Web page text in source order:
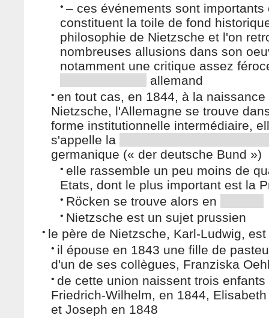
• – ces événements sont importants
constituent la toile de fond
philosophie de Nietzsche et l'on
nombreuses allusions dans son
notamment une critique assez
allemand
• en tout cas, en 1844, à la naissance
Nietzsche, l'Allemagne se trouve
forme institutionnelle intermédiaire,
s'appelle la
germanique (« der deutsche Bund »)
• elle rassemble un peu moins de
Etats, dont le plus important est la
• Röcken se trouve alors en
• Nietzsche est un sujet prussien
• le père de Nietzsche, Karl-Ludwig, est
• il épouse en 1843 une fille de
d'un de ses collègues, Franziska
• de cette union naissent trois enfants
Friedrich-Wilhelm, en 1844,
et Joseph en 1848